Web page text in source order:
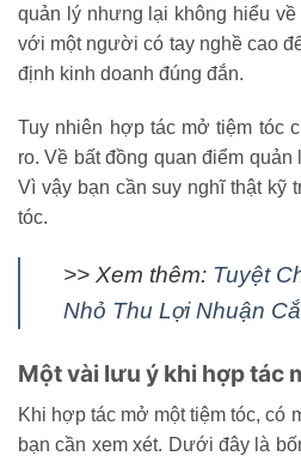
quản lý nhưng lại không hiểu
với một người có tay nghề cao
định kinh doanh đúng đắn.
Tuy nhiên hợp tác mở tiệm tóc
ro. Về bất đồng quan điểm
Vì vậy bạn cần suy nghĩ thật kỹ
tóc.
>> Xem thêm: Tuyệt
Nhỏ Thu Lợi Nhuận
Một vài lưu ý khi hợp tác
Khi hợp tác mở một tiệm tóc, có
bạn cần xem xét. Dưới đây là